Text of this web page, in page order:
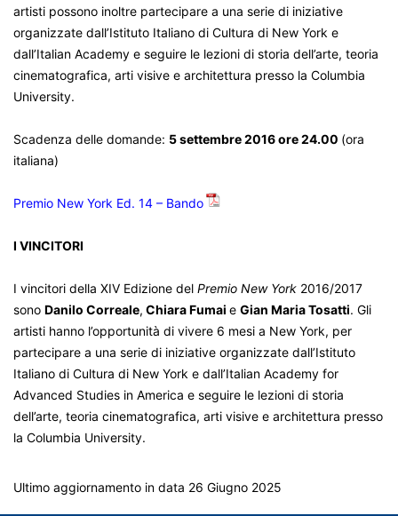
artisti possono inoltre partecipare a una serie di iniziative
organizzate dall’Istituto Italiano di Cultura di New York e
dall’Italian Academy e seguire le lezioni di storia dell’arte, teoria
cinematografica, arti visive e architettura presso la Columbia
University.
Scadenza delle domande: 5 settembre 2016 ore 24.00 (ora
italiana)
Premio New York Ed. 14 – Bando
I VINCITORI
I vincitori della XIV Edizione del Premio New York 2016/2017
sono Danilo Correale, Chiara Fumai e Gian Maria Tosatti. Gli
artisti hanno l’opportunità di vivere 6 mesi a New York, per
partecipare a una serie di iniziative organizzate dall’Istituto
Italiano di Cultura di New York e dall’Italian Academy for
Advanced Studies in America e seguire le lezioni di storia
dell’arte, teoria cinematografica, arti visive e architettura presso
la Columbia University.
Ultimo aggiornamento in data 26 Giugno 2025